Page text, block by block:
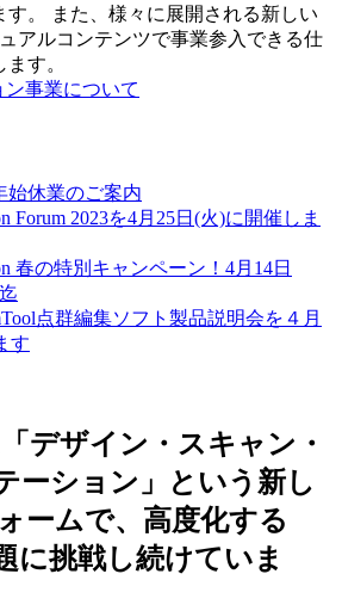
す。 また、様々に展開される新しい
アルコンテンツで事業参入できる仕
す。
ン事業について
始休業のご案内
Forum 2023を4月25日(火)に開催しま
春の特別キャンペーン！4月14日
点群編集ソフト製品説明会を４月
す
デザイン・スキャン・
ーション」という新し
ームで、高度化する
に挑戦し続けていま